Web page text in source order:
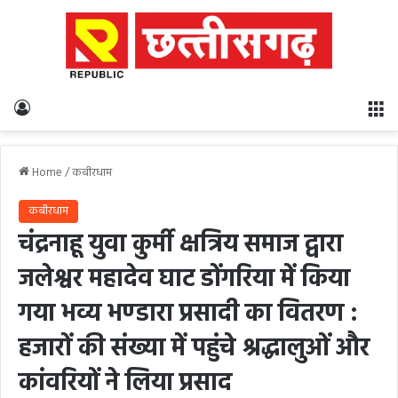
Home/कबीरधाम
कबीरधाम
चंद्रनाहू युवा कुर्मी क्षत्रिय समाज द्वारा
जलेश्वर महादेव घाट डोंगरिया में किया
गया भव्य भण्डारा प्रसादी का वितरण :
हजारों की संख्या में पहुंचे श्रद्धालुओं और
कांवरियों ने लिया प्रसाद